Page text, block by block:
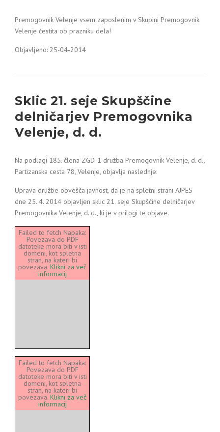
Premogovnik Velenje vsem zaposlenim v Skupini Premogovnik
Velenje čestita ob prazniku dela!
Objavljeno: 25-04-2014
Sklic 21. seje Skupščine
delničarjev Premogovnika
Velenje, d. d.
Na podlagi 185. člena ZGD-1 družba Premogovnik Velenje, d. d.,
Partizanska cesta 78, Velenje, objavlja naslednje:
Uprava družbe obvešča javnost, da je na spletni strani AJPES
dne 25. 4. 2014 objavljen sklic 21. seje Skupščine delničarjev
Premogovnika Velenje, d. d., ki je v prilogi te objave.
Failed to fetch Napaka:
Povezava do PDF
datoteke mora biti v isti
domeni, kot spletna
stran, na kateri bi
povezava. Klikni za več
informacij
Failed to fetch Napaka:
Povezava do PDF
datoteke mora biti v isti
domeni, kot spletna
stran, na kateri bi
povezava. Klikni za več
informacij